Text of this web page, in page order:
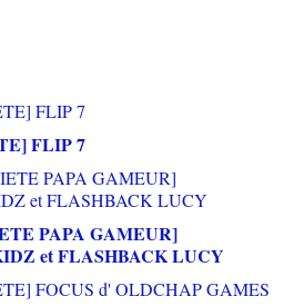
FLIP 7
PAPA GAMEUR]
et FLASHBACK LUCY